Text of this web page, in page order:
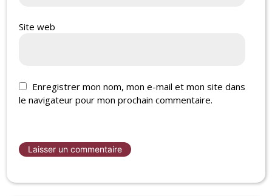
Site web
Enregistrer mon nom, mon e-mail et mon site dans
le navigateur pour mon prochain commentaire.